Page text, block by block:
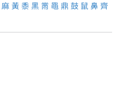
麻 黃 黍 黑 黹 黽鼎 鼓 鼠 鼻 齊